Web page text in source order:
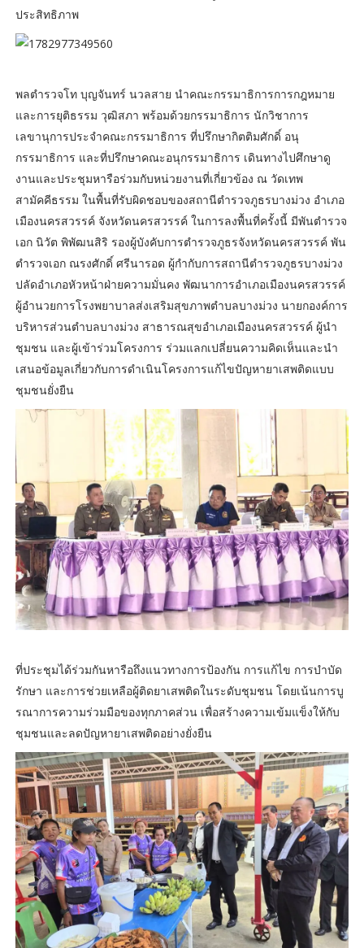
ประสิทธิภาพ
พลตำรวจโท บุญจันทร์ นวลสาย นำคณะกรรมาธิการการกฎหมาย
และการยุติธรรม วุฒิสภา พร้อมด้วยกรรมาธิการ นักวิชาการ
เลขานุการประจำคณะกรรมาธิการ ที่ปรึกษากิตติมศักดิ์ อนุ
กรรมาธิการ และที่ปรึกษาคณะอนุกรรมาธิการ เดินทางไปศึกษาดู
งานและประชุมหารือร่วมกับหน่วยงานที่เกี่ยวข้อง ณ วัดเทพ
สามัคคีธรรม ในพื้นที่รับผิดชอบของสถานีตำรวจภูธรบางม่วง อำเภอ
เมืองนครสวรรค์ จังหวัดนครสวรรค์ ในการลงพื้นที่ครั้งนี้ มีพันตำรวจ
เอก นิวัต พิพัฒนสิริ รองผู้บังคับการตำรวจภูธรจังหวัดนครสวรรค์ พัน
ตำรวจเอก ณรงศักดิ์ ศรีนารอด ผู้กำกับการสถานีตำรวจภูธรบางม่วง
ปลัดอำเภอหัวหน้าฝ่ายความมั่นคง พัฒนาการอำเภอเมืองนครสวรรค์
ผู้อำนวยการโรงพยาบาลส่งเสริมสุขภาพตำบลบางม่วง นายกองค์การ
บริหารส่วนตำบลบางม่วง สาธารณสุขอำเภอเมืองนครสวรรค์ ผู้นำ
ชุมชน และผู้เข้าร่วมโครงการ ร่วมแลกเปลี่ยนความคิดเห็นและนำ
เสนอข้อมูลเกี่ยวกับการดำเนินโครงการแก้ไขปัญหายาเสพติดแบบ
ชุมชนยั่งยืน
ที่ประชุมได้ร่วมกันหารือถึงแนวทางการป้องกัน การแก้ไข การบำบัด
รักษา และการช่วยเหลือผู้ติดยาเสพติดในระดับชุมชน โดยเน้นการบู
รณาการความร่วมมือของทุกภาคส่วน เพื่อสร้างความเข้มแข็งให้กับ
ชุมชนและลดปัญหายาเสพติดอย่างยั่งยืน